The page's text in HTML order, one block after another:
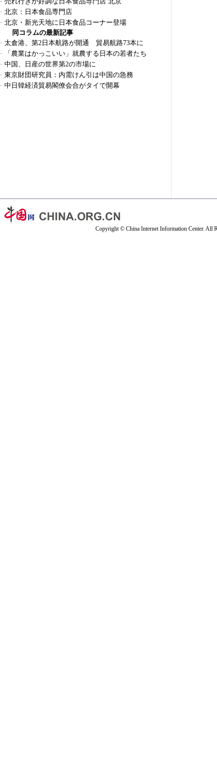
· 北京：日本食品専門店
· 北京・新光天地に日本食品コーナー登場
同コラムの最新記事
· 太倉港、第2日本航路が開通 貿易航路73本に
·
「農業はかっこいい」就農する日本の若者たち
· 中国、日産の世界第2の市場に
· 東京財団研究員：内需けん引は中国の急務
· 中日韓経済貿易閣僚会合がタイで開幕